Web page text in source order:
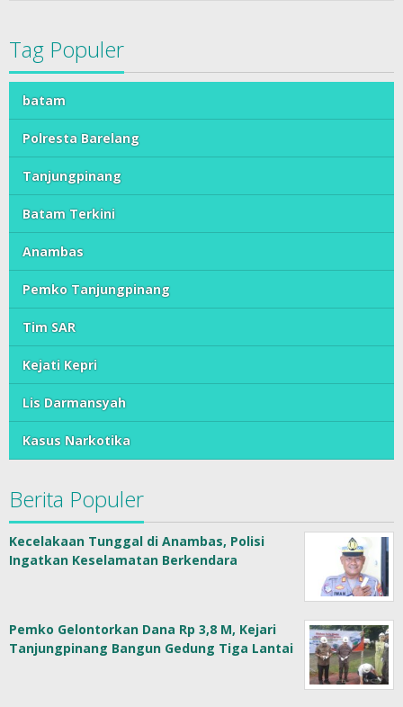
Tag Populer
batam
Polresta Barelang
Tanjungpinang
Batam Terkini
Anambas
Pemko Tanjungpinang
Tim SAR
Kejati Kepri
Lis Darmansyah
Kasus Narkotika
Berita Populer
Kecelakaan Tunggal di Anambas, Polisi
Ingatkan Keselamatan Berkendara
Pemko Gelontorkan Dana Rp 3,8 M, Kejari
Tanjungpinang Bangun Gedung Tiga Lantai